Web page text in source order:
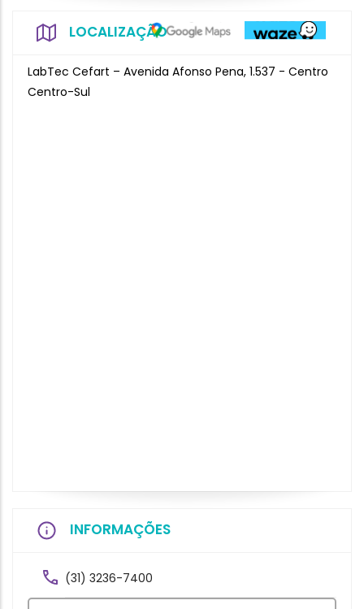
LOCALIZAÇÃO
LabTec Cefart – Avenida Afonso Pena, 1.537 - Centro
Centro-Sul
INFORMAÇÕES
(31) 3236-7400